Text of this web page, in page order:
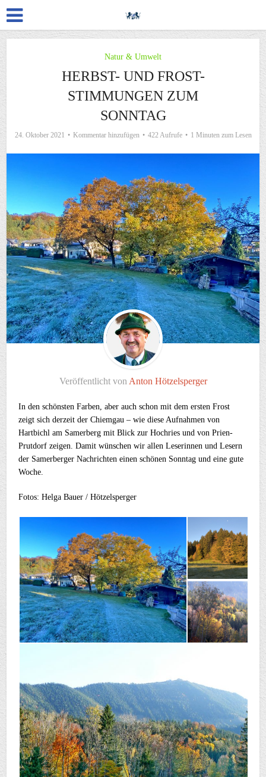
Natur & Umwelt
HERBST- UND FROST-
STIMMUNGEN ZUM
SONNTAG
24. Oktober 2021 Kommentar hinzufügen 422 Aufrufe 1 Minuten zum Lesen
Veröffentlicht von Anton Hötzelsperger
In den schönsten Farben, aber auch schon mit dem ersten Frost
zeigt sich derzeit der Chiemgau – wie diese Aufnahmen von
Hartbichl am Samerberg mit Blick zur Hochries und von Prien-
Prutdorf zeigen. Damit wünschen wir allen Leserinnen und Lesern
der Samerberger Nachrichten einen schönen Sonntag und eine gute
Woche.
Fotos: Helga Bauer / Hötzelsperger